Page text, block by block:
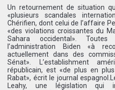
Un retournement de situation
«plusieurs scandales
Chérifien, dont celui de l’affaire
«des violations croissantes du
Sahara occidental».
l’administration Biden «à
actuellement dans des
Sénat». L’establishment
républicain, est «de plus en
Rabat», écrit le journal
Leahy, une législation qui